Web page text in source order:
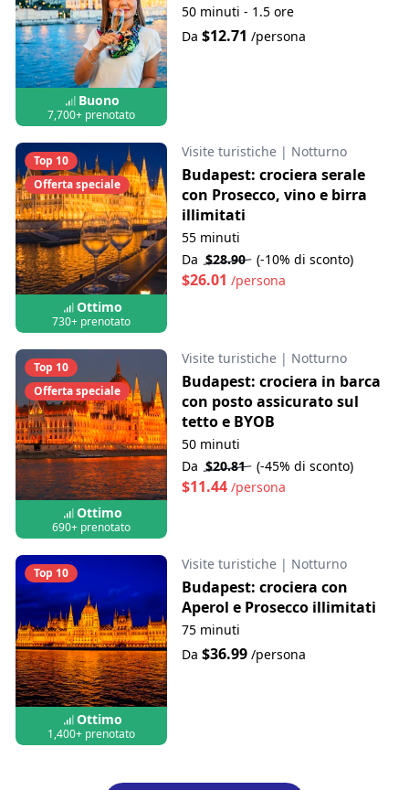
Buono
7,700+ prenotato
50 minuti - 1.5 ore
Da $12.71 /persona
Top 10
Offerta speciale
Ottimo
730+ prenotato
Visite turistiche | Notturno
Budapest: crociera serale
con Prosecco, vino e birra
illimitati
55 minuti
Da $28.90 (-10% di sconto)
$26.01 /persona
Top 10
Offerta speciale
Ottimo
690+ prenotato
Visite turistiche | Notturno
Budapest: crociera in barca
con posto assicurato sul
tetto e BYOB
50 minuti
Da $20.81 (-45% di sconto)
$11.44/persona
Top 10
Ottimo
1,400+ prenotato
Visite turistiche | Notturno
Budapest: crociera con
Aperol e Prosecco illimitati
75 minuti
Da $36.99/persona